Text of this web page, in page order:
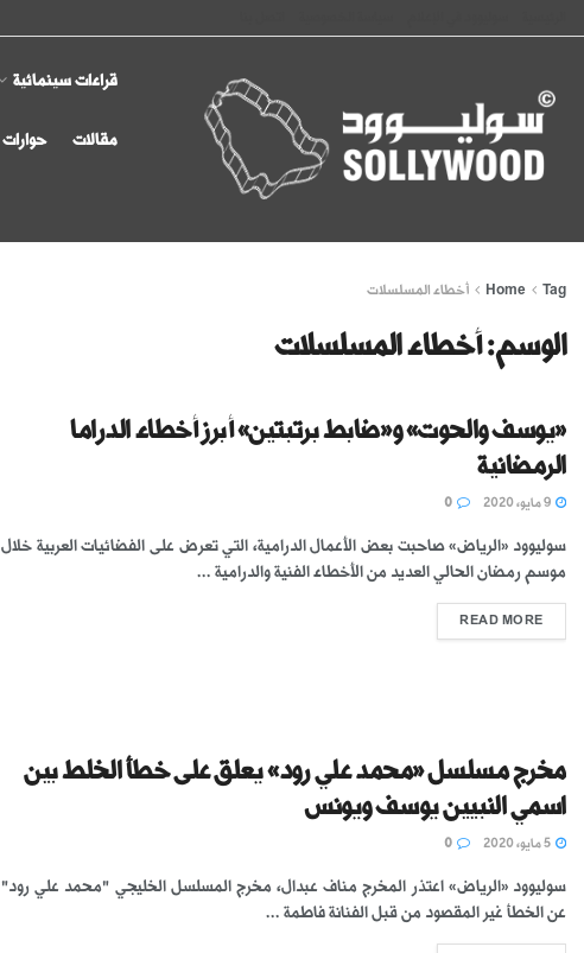
قراءات سينمائية
مقالات حوارات
Home Tag أخطاء المسلسلات
الوسم:أخطاء المسلسلات
«يوسف والحوت» و«ضابط برتبتين» أبرز أخطاء الدراما
الرمضانية
سوليوود «الرياض» صاحبت بعض الأعمال الدرامية، التي تعرض على الفضائيات العربية خلال
موسم رمضان الحالي العديد من الأخطاء الفنية والدرامية ...
READ MORE
مخرج مسلسل «محمد علي رود» يعلق على خطأ الخلط بين
اسمي النبيين يوسف ويونس
سوليوود «الرياض» اعتذر المخرج مناف عبدال، مخرج المسلسل الخليجي "محمد علي رود"
عن الخطأ غير المقصود من قبل الفنانة فاطمة ...